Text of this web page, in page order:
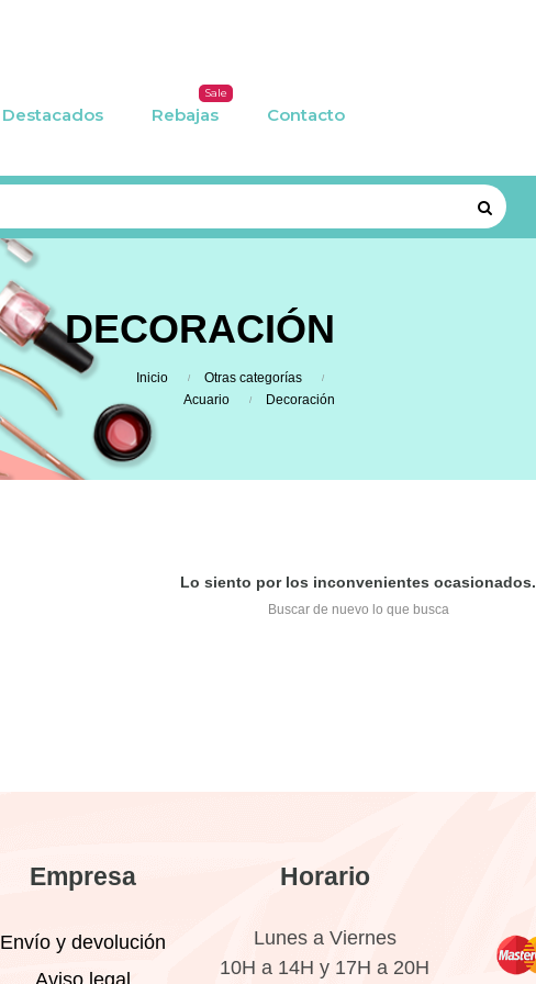
Destacados Rebajas
Sale
Contacto
DECORACIÓN
Inicio
Otras categorías
Acuario
Decoración
Lo siento por los inconvenientes ocasionados.
Buscar de nuevo lo que busca
Empresa
Envío y devolución
Aviso legal
Horario
Lunes a Viernes
10H a 14H y 17H a 20H